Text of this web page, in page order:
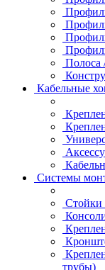
Полоса
Кабельные
Системы
трубы)